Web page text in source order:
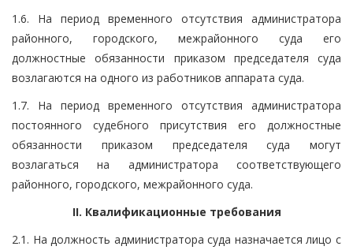
1.6. На период временного отсутствия администратора
районного, городского, межрайонного суда его
должностные обязанности приказом председателя суда
возлагаются на одного из работников аппарата суда.
1.7. На период временного отсутствия администратора
постоянного судебного присутствия его должностные
обязанности приказом председателя суда могут
возлагаться на администратора соответствующего
районного, городского, межрайонного суда.
II. Квалификационные требования
2.1. На должность администратора суда назначается лицо с